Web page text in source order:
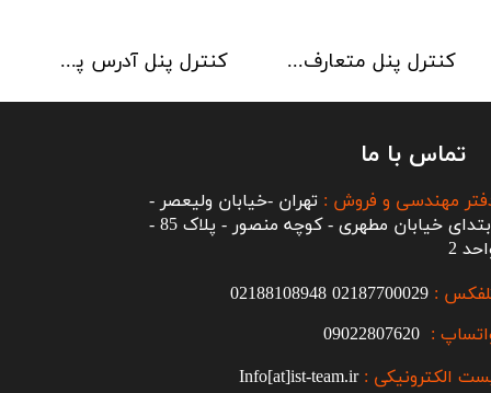
کنترل پنل آدرس پذیر C-TEC سری XFP دو لوپ 32 زون کنترل پنل متعارف C-TEC سری CFP 8 Zone
تماس با ما
:
02187700029
02188108948
الکترونیکی :Info[at]ist-team.ir
:
مهندسی و فروش : تهران -خیابان ولیعصر -
ابتدای خیابان مطهری - کوچه منصور - پلاک 85 -
2